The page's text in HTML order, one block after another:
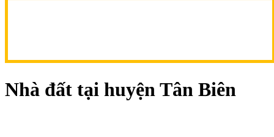
Nhà đất tại huyện Tân Biên